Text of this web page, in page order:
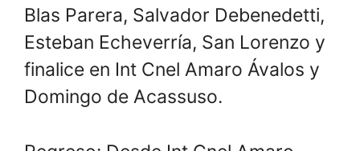
Blas Parera, Salvador Debenedetti,
Esteban Echeverría, San Lorenzo y
finalice en Int Cnel Amaro Ávalos y
Domingo de Acassuso.